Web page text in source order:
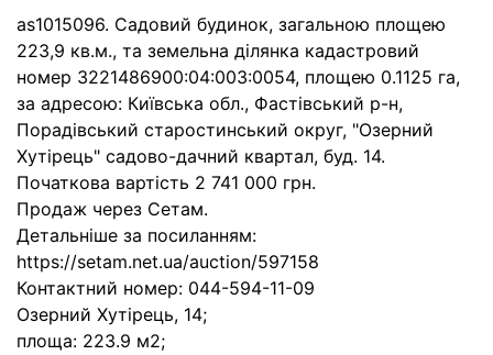
as1015096. Садовий будинок, загальною площею
223,9 кв.м., та земельна ділянка кадастровий
номер 3221486900:04:003:0054, площею 0.1125 га,
за адресою: Київська обл., Фастівський р-н,
Порадівський старостинський округ, "Озерний
Хутірець" садово-дачний квартал, буд. 14.
Початкова вартість 2 741 000 грн.
Продаж через Сетам.
Детальніше за посиланням:
https://setam.net.ua/auction/597158
Контактний номер: 044-594-11-09
Озерний Хутірець, 14;
площа: 223.9 м2;